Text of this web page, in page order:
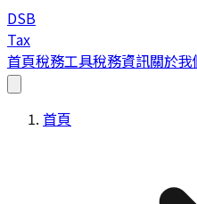
DSB
Tax
首頁稅務工具稅務資訊關於我
首頁